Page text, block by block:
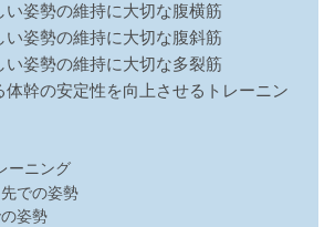
い姿勢の維持に大切な腹横筋
い姿勢の維持に大切な腹斜筋
い姿勢の維持に大切な多裂筋
体幹の安定性を向上させるトレーニン
ーニング
での姿勢
姿勢